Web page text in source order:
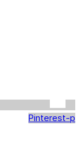
Pinterest-p